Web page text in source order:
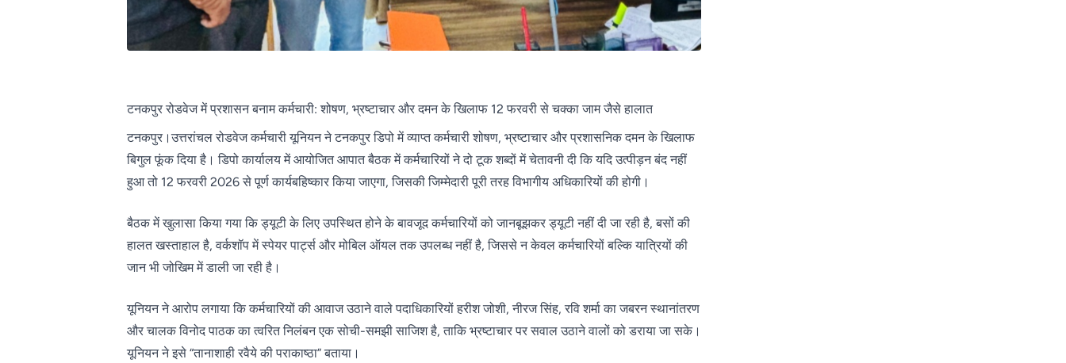
टनकपुर रोडवेज में प्रशासन बनाम कर्मचारी: शोषण, भ्रष्टाचार और दमन के खिलाफ 12 फरवरी से चक्का जाम जैसे हालात
टनकपुर।उत्तरांचल रोडवेज कर्मचारी यूनियन ने टनकपुर डिपो में व्याप्त कर्मचारी शोषण, भ्रष्टाचार और प्रशासनिक दमन के खिलाफ
बिगुल फूंक दिया है। डिपो कार्यालय में आयोजित आपात बैठक में कर्मचारियों ने दो टूक शब्दों में चेतावनी दी कि यदि उत्पीड़न बंद नहीं
हुआ तो 12 फरवरी 2026 से पूर्ण कार्यबहिष्कार किया जाएगा, जिसकी जिम्मेदारी पूरी तरह विभागीय अधिकारियों की होगी।
बैठक में खुलासा किया गया कि ड्यूटी के लिए उपस्थित होने के बावजूद कर्मचारियों को जानबूझकर ड्यूटी नहीं दी जा रही है, बसों की
हालत खस्ताहाल है, वर्कशॉप में स्पेयर पार्ट्स और मोबिल ऑयल तक उपलब्ध नहीं है, जिससे न केवल कर्मचारियों बल्कि यात्रियों की
जान भी जोखिम में डाली जा रही है।
यूनियन ने आरोप लगाया कि कर्मचारियों की आवाज उठाने वाले पदाधिकारियों हरीश जोशी, नीरज सिंह, रवि शर्मा का जबरन स्थानांतरण
और चालक विनोद पाठक का त्वरित निलंबन एक सोची-समझी साजिश है, ताकि भ्रष्टाचार पर सवाल उठाने वालों को डराया जा सके।
यूनियन ने इसे “तानाशाही रवैये की पराकाष्ठा” बताया।